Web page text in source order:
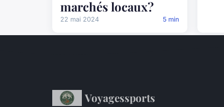
marchés locaux?
22 mai 2024 5 min
Voyagessports